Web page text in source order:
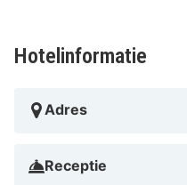
Hotelinformatie
Adres
Receptie